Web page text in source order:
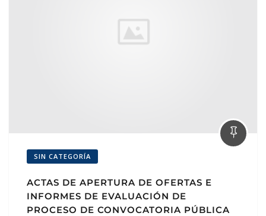
SIN CATEGORÍA
ACTAS DE APERTURA DE OFERTAS E
INFORMES DE EVALUACIÓN DE
PROCESO DE CONVOCATORIA PÚBLICA